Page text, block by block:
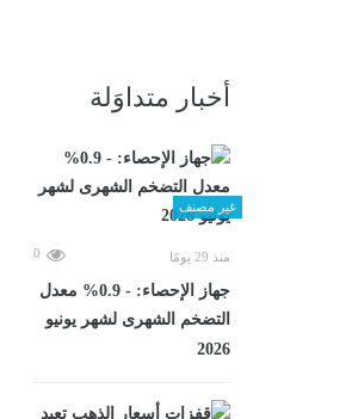
أخبار متداوَلة
غير مصنف
منذ 29 يومًا 0
جهاز الإحصاء: - 0.9% معدل
التضخم الشهرى لشهر يونيو
2026